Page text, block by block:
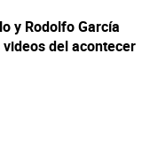
y Rodolfo García
del acontecer